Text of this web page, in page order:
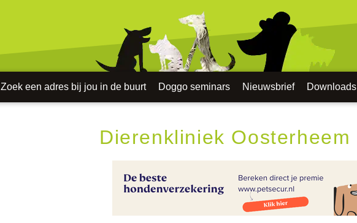
Zoek een adres bij jou in de buurt Doggo seminars Nieuwsbrief Downloads
Dierenkliniek Oosterheem